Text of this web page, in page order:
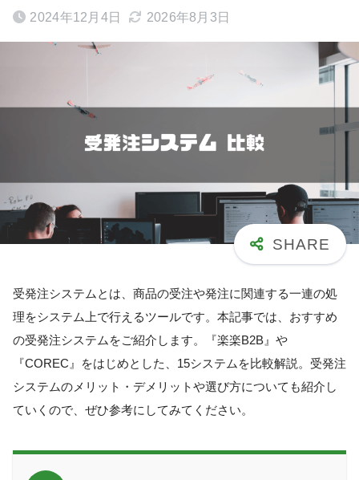
2024年12月4日 2026年8月3日
受発注システムとは、商品の受注や発注に関連する一連の処
理をシステム上で行えるツールです。本記事では、おすすめ
の受発注システムをご紹介します。『楽楽B2B』や
『COREC』をはじめとした、15システムを比較解説。受発注
システムのメリット・デメリットや選び方についても紹介し
ていくので、ぜひ参考にしてみてください。